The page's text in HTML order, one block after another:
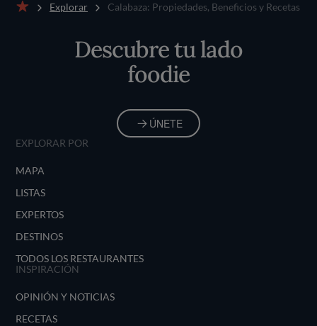
Explorar Calabaza: Propiedades, Beneficios y Recetas
Descubre tu lado
foodie
ÚNETE
EXPLORAR POR
MAPA
LISTAS
EXPERTOS
DESTINOS
TODOS LOS RESTAURANTES
INSPIRACIÓN
OPINIÓN Y NOTICIAS
RECETAS